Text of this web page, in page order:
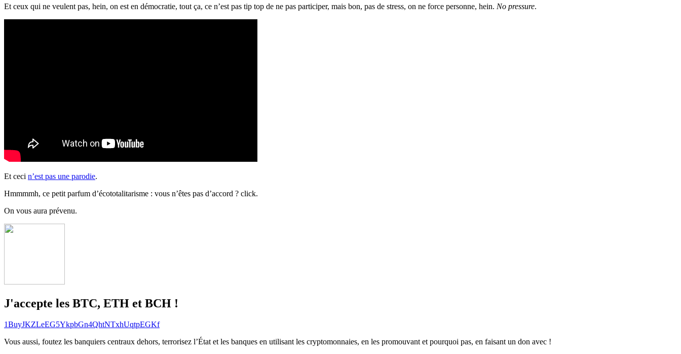
Et ceux qui ne veulent pas, hein, on est en démocratie, tout ça, ce n’est pas tip top de ne pas participer, mais bon, pas de stress, on ne force personne, hein. No pressure.
Et ceci n’est pas une parodie.
Hmmmmh, ce petit parfum d’écototalitarisme : vous n’êtes pas d’accord ? click.
On vous aura prévenu.
J'accepte les BTC, ETH et BCH !
1BuyJKZLeEG5YkpbGn4QhtNTxhUqtpEGKf
Vous aussi, foutez les banquiers centraux dehors, terrorisez l’État et les banques en utilisant les cryptomonnaies, en les promouvant et pourquoi pas, en faisant un don avec !